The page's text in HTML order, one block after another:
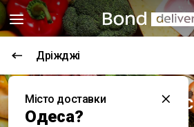
Місто доставки
Одеса?
Мережа Ідеал С&С
7.9 км
Супермаркети
Дріжджі